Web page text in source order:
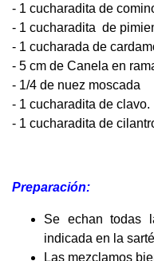
- 1 cucharadita de
- 1 cucharadita de
- 1 cucharada de
- 5 cm de Canela en
- 1/4 de nuez moscada
- 1 cucharadita de clavo.
- 1 cucharadita de
Preparación:
Se echan todas
indicada en la
Las mezclamos